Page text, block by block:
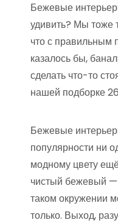
Бежевые
удивить? Мы тоже
что с правильным
казалось бы,
сделать что-то
нашей подборке
Бежевые
популярности ни
модному цвету
чистый бежевый —
таком окружении
только. Выход,